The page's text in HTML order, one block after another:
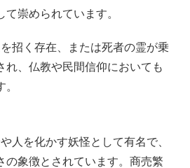
て崇められています。
招く存在、または死者の霊が乗
れ、仏教や民間信仰においても
人を化かす妖怪として有名で、
の象徴とされています。商売繁